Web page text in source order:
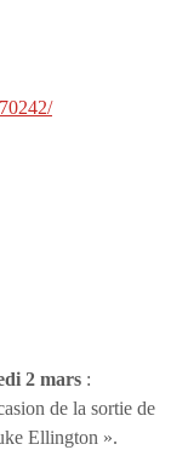
2 mars :
de la sortie de
Ellington ».